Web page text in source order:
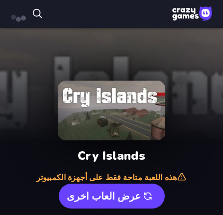
Cry Islands
هذه اللعبة متاحة فقط على أجهزة الكمبيوتر
عرض العاب اخرى